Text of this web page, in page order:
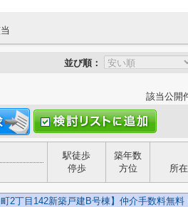
並び順：
該当公開
駅徒歩
停歩
築年数
方位
所
町2丁目142新築戸建B号棟】仲介手数料無